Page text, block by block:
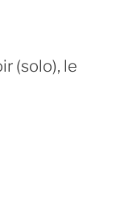
(solo), le